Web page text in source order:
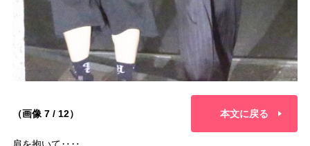
（画像 7 / 12） 本文に戻る